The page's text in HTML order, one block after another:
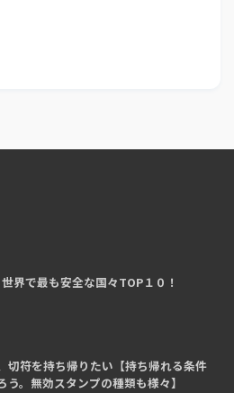
界で最も安全な国々TOP１０！
切符を持ち帰りたい【持ち帰れる条件
う。無効スタンプの種類も様々】